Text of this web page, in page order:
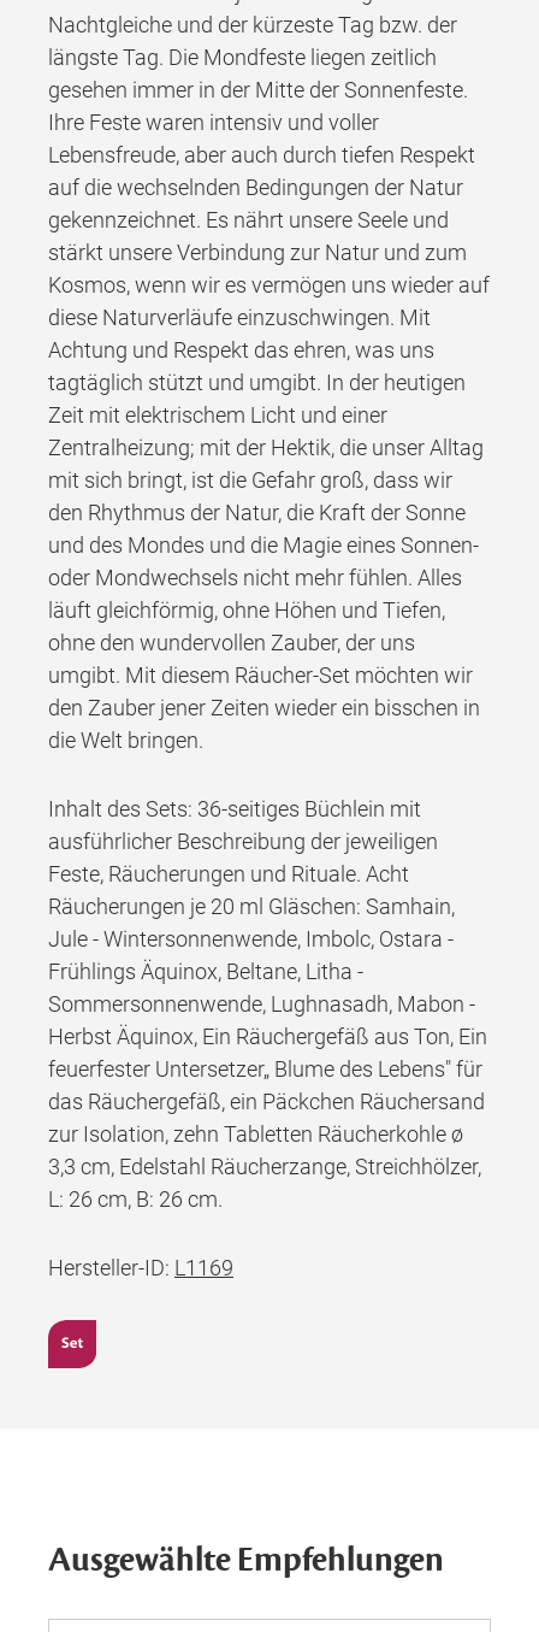
Nachtgleiche und der kürzeste Tag bzw. der
längste Tag. Die Mondfeste liegen zeitlich
gesehen immer in der Mitte der Sonnenfeste.
Ihre Feste waren intensiv und voller
Lebensfreude, aber auch durch tiefen Respekt
auf die wechselnden Bedingungen der Natur
gekennzeichnet. Es nährt unsere Seele und
stärkt unsere Verbindung zur Natur und zum
Kosmos, wenn wir es vermögen uns wieder auf
diese Naturverläufe einzuschwingen. Mit
Achtung und Respekt das ehren, was uns
tagtäglich stützt und umgibt. In der heutigen
Zeit mit elektrischem Licht und einer
Zentralheizung; mit der Hektik, die unser Alltag
mit sich bringt, ist die Gefahr groß, dass wir
den Rhythmus der Natur, die Kraft der Sonne
und des Mondes und die Magie eines Sonnen-
oder Mondwechsels nicht mehr fühlen. Alles
läuft gleichförmig, ohne Höhen und Tiefen,
ohne den wundervollen Zauber, der uns
umgibt. Mit diesem Räucher-Set möchten wir
den Zauber jener Zeiten wieder ein bisschen in
die Welt bringen.
Inhalt des Sets: 36-seitiges Büchlein mit
ausführlicher Beschreibung der jeweiligen
Feste, Räucherungen und Rituale. Acht
Räucherungen je 20 ml Gläschen: Samhain,
Jule - Wintersonnenwende, Imbolc, Ostara -
Frühlings Äquinox, Beltane, Litha -
Sommersonnenwende, Lughnasadh, Mabon -
Herbst Äquinox, Ein Räuchergefäß aus Ton, Ein
feuerfester Untersetzer„ Blume des Lebens" für
das Räuchergefäß, ein Päckchen Räuchersand
zur Isolation, zehn Tabletten Räucherkohle ø
3,3 cm, Edelstahl Räucherzange, Streichhölzer,
L: 26 cm, B: 26 cm.
Hersteller-ID: L1169
Ausgewählte Empfehlungen